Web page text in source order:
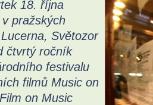
18. října
pražských
Světozor
čtvrtý ročník
festivalu
filmů Music on
on Music